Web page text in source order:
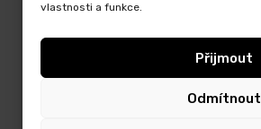
vlastnosti a funkce.
Přijmout
Odmítnout